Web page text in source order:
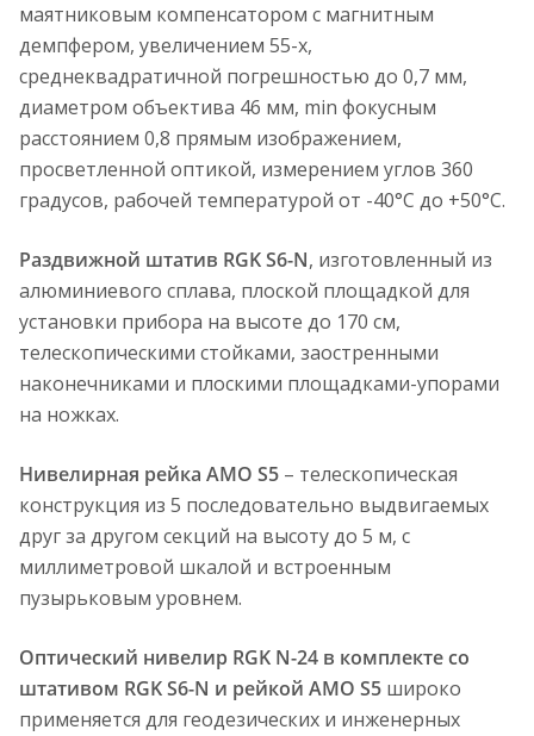
маятниковым компенсатором с магнитным
демпфером, увеличением 55-х,
среднеквадратичной погрешностью до 0,7 мм,
диаметром объектива 46 мм, min фокусным
расстоянием 0,8 прямым изображением,
просветленной оптикой, измерением углов 360
градусов, рабочей температурой от -40°C до +50°C.
Раздвижной штатив RGK S6-N, изготовленный из
алюминиевого сплава, плоской площадкой для
установки прибора на высоте до 170 см,
телескопическими стойками, заостренными
наконечниками и плоскими площадками-упорами
на ножках.
Нивелирная рейка AMO S5 – телескопическая
конструкция из 5 последовательно выдвигаемых
друг за другом секций на высоту до 5 м, с
миллиметровой шкалой и встроенным
пузырьковым уровнем.
Оптический нивелир RGK N-24 в комплекте со
штативом RGK S6-N и рейкой AMO S5 широко
применяется для геодезических и инженерных